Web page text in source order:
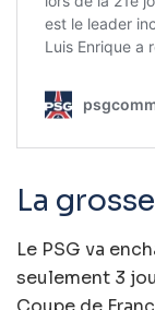
La
Le PSG va
seulement 3